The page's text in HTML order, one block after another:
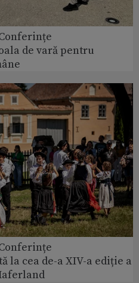
de vară pentru
la cea de-a XIV-a ediție a